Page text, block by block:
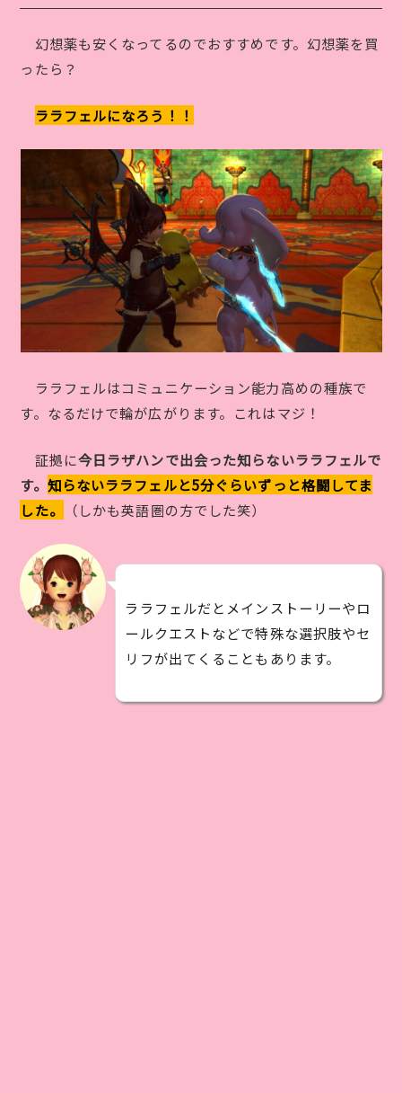
幻想薬も安くなってるのでおすすめです。幻想薬を買
ったら？
ララフェルになろう！！
ララフェルはコミュニケーション能力高めの種族で
す。なるだけで輪が広がります。これはマジ！
証拠に今日ラザハンで出会った知らないララフェルで
す。 知らないララフェルと5分ぐらいずっと格闘してま
した。
（しかも英語圏の方でした笑）
ララフェルだとメインストーリーやロ
ールクエストなどで特殊な選択肢やセ
リフが出てくることもあります。